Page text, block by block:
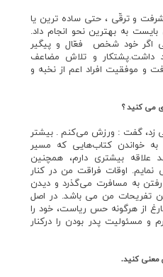
و ترقّي ، حتي ساده ترين يا
به بهترين نحو انجام داد.
اگر خود شخص فعّال و پيگير
داشت.پشتكار و تلاش مضاعف
و موفقيت افراد اعم از نخبه و
مي كنيد ؟
زد، گفت : ورزش مي‌كنم . بيشتر
به خواندن كتاب‌هايي كه مسير
بيشتري دارم، همچنين
نمايم. اوقات فراقت من در كنار
رفتن به مسافرت مي‌گذرد و ديدن
تفريحات من مي باشد. در اصل
از هرگونه حس رياست، خود را
و مسئوليت پدر بودن را دركنار
معني كنيد.